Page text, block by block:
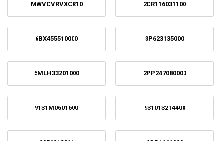
MWVCVRVXCR10 2CR116031100
6BX455510000 3P623135000
5MLH33201000 2PP247080000
9131M0601600 931013214400